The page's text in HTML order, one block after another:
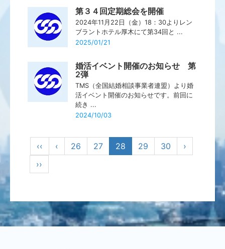
第３４回定期総会を開催
2024年11月22日（金）18：30よりレン
ブラントホテル厚木にて第34回と ...
2025/01/21
婚活イベント開催のお知らせ 第
2弾
TMS（全国結婚相談事業者連盟）より婚
活イベント開催のお知らせです。前回に
続き ...
2024/10/03
‹‹ ‹ 26 27 28 29 30
›
››